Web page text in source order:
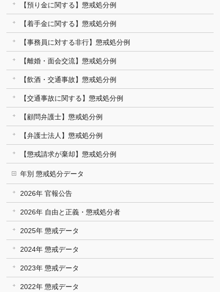
【預り金に関する】懲戒処分例
【着手金に関する】懲戒処分例
【事務員に対する非行】懲戒処分例
【離婚・面会交流】懲戒処分例
【飲酒・交通事故】懲戒処分例
【交通事故に関する】懲戒処分例
【顧問弁護士】懲戒処分例
【弁護士法人】懲戒処分例
【懲戒請求が棄却】懲戒処分例
年別 懲戒処分データ
2026年 官報公告
2026年 自由と正義・懲戒処分者
2025年 懲戒データ
2024年 懲戒データ
2023年 懲戒データ
2022年 懲戒データ